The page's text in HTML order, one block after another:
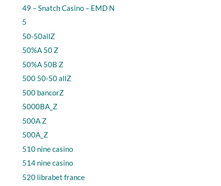
49 – Snatch Casino – EMD N
5
50-50allZ
50%A 50 Z
50%A 50B Z
500 50-50 allZ
500 bancorZ
5000BA_Z
500A Z
500A_Z
510 nine casino
514 nine casino
520 librabet france